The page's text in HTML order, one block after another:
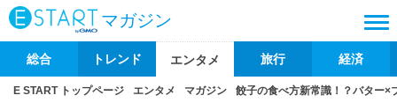
マガジン
総合 トレンド エンタメ 旅行 経済
E START トップページ エンタメ マガジン 餃子の食べ方新常識！？バター×